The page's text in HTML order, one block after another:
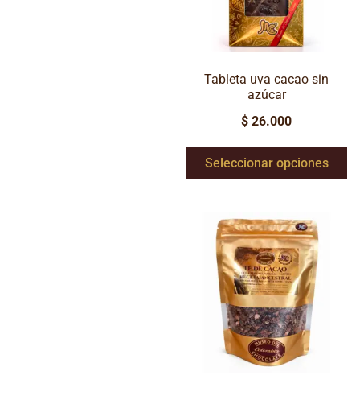
Tableta uva cacao sin
azúcar
$ 26.000
Seleccionar opciones